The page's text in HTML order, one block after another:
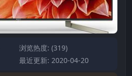
浏览热度: (319)
最近更新: 2020-04-20